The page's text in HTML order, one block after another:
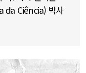
da Ciência) 박사